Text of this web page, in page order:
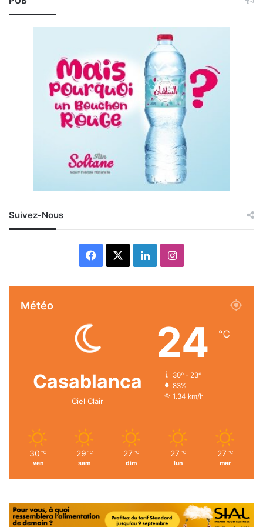
Suivez-Nous
Facebook LinkedinInstagram
Météo
Casablanca
Ciel Clair
24 ℃
30º - 23º
83%
1.34 km/h
30 ℃
ven
29 ℃
sam
27 ℃
dim
27 ℃
lun
27 ℃
mar